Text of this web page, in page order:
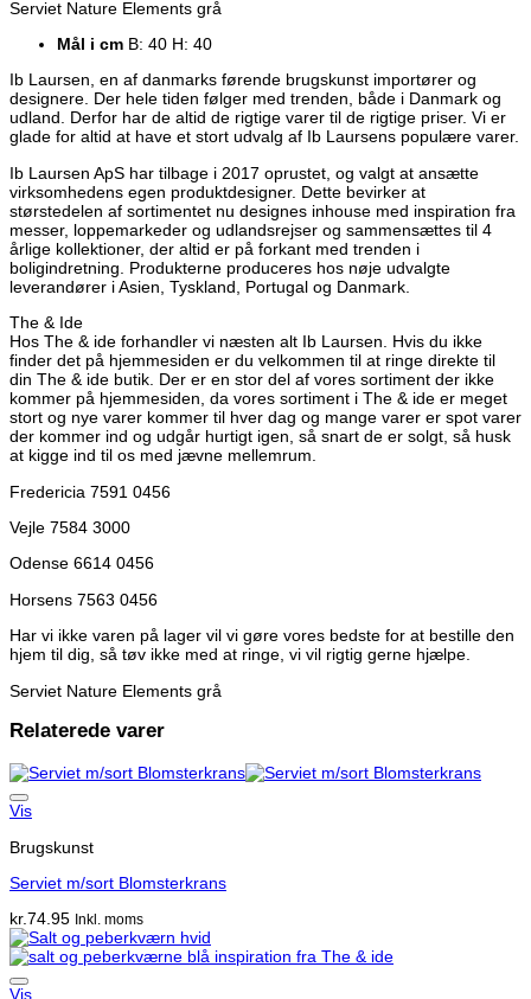
Serviet Nature Elements grå
Mål i cm B: 40 H: 40
Ib Laursen, en af danmarks førende brugskunst importører og
designere. Der hele tiden følger med trenden, både i Danmark og
udland. Derfor har de altid de rigtige varer til de rigtige priser. Vi er
glade for altid at have et stort udvalg af Ib Laursens populære varer.
Ib Laursen ApS har tilbage i 2017 oprustet, og valgt at ansætte
virksomhedens egen produktdesigner. Dette bevirker at
størstedelen af sortimentet nu designes inhouse med inspiration fra
messer, loppemarkeder og udlandsrejser og sammensættes til 4
årlige kollektioner, der altid er på forkant med trenden i
boligindretning. Produkterne produceres hos nøje udvalgte
leverandører i Asien, Tyskland, Portugal og Danmark.
The & Ide
Hos The & ide forhandler vi næsten alt Ib Laursen. Hvis du ikke
finder det på hjemmesiden er du velkommen til at ringe direkte til
din The & ide butik. Der er en stor del af vores sortiment der ikke
kommer på hjemmesiden, da vores sortiment i The & ide er meget
stort og nye varer kommer til hver dag og mange varer er spot varer
der kommer ind og udgår hurtigt igen, så snart de er solgt, så husk
at kigge ind til os med jævne mellemrum.
Fredericia 7591 0456
Vejle 7584 3000
Odense 6614 0456
Horsens 7563 0456
Har vi ikke varen på lager vil vi gøre vores bedste for at bestille den
hjem til dig, så tøv ikke med at ringe, vi vil rigtig gerne hjælpe.
Serviet Nature Elements grå
Relaterede varer
Vis
Brugskunst
Serviet m/sort Blomsterkrans
kr.74.95 Inkl. moms
Vis